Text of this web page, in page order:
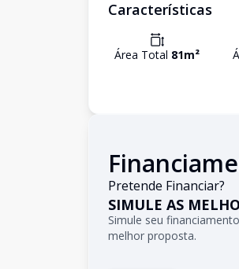
Características
Área Total 81m²
Pretende Financiar?
SIMULE AS
Simule seu
melhor proposta.